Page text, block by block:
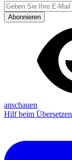
Abonnieren
anschauen
Hilf beim Übersetzen